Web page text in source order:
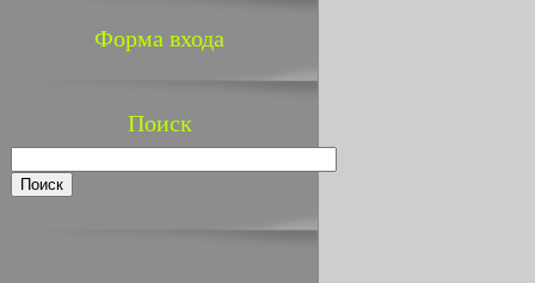
Форма входа
Поиск